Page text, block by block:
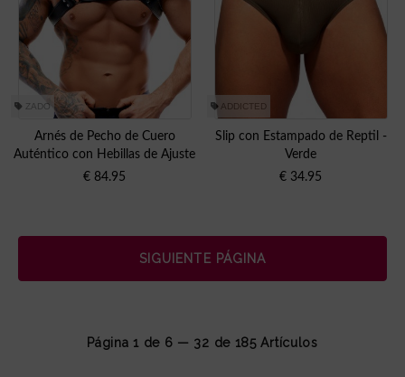
ZADO
Arnés de Pecho de Cuero
Auténtico con Hebillas de Ajuste
€ 84.95
ADDICTED
Slip con Estampado de Reptil -
Verde
€ 34.95
SIGUIENTE PÁGINA
Página 1 de 6 — 32 de 185Artículos